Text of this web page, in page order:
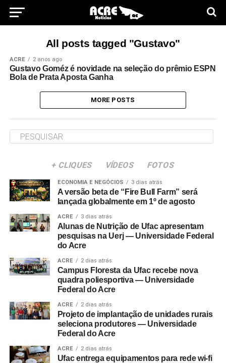
All posts tagged "Gustavo"
ACRE 2 anos ago
Gustavo Goméz é novidade na seleção do prêmio ESPN
Bola de Prata Aposta Ganha
MORE POSTS
+ CLIQUES VÍDEOS FOTOS
ECONOMIA E NEGÓCIOS 3 dias atrás
A versão beta de “Fire Bull Farm” será
lançada globalmente em 1º de agosto
ACRE 3 dias atrás
Alunas de Nutrição de Ufac apresentam
pesquisas na Uerj — Universidade Federal
do Acre
ACRE 2 dias atrás
Campus Floresta da Ufac recebe nova
quadra poliesportiva — Universidade
Federal do Acre
ACRE 2 dias atrás
Projeto de implantação de unidades rurais
seleciona produtores — Universidade
Federal do Acre
ACRE 2 dias atrás
Ufac entrega equipamentos para rede wi-fi